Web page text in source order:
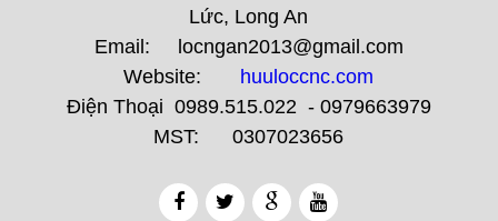
Lức, Long An
Email: locngan2013@gmail.com
Website: huuloccnc.com
Điện Thoại 0989.515.022 - 0979663979
MST: 0307023656